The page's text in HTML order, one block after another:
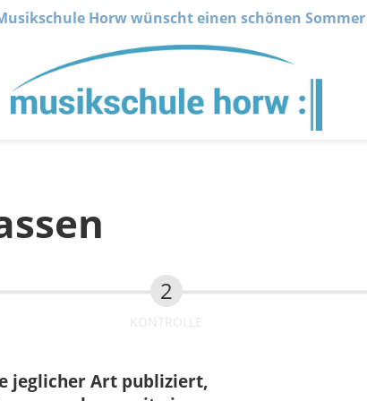
Horw wünscht einen schönen Sommer
KONTROLLE
jeglicher Art publiziert,